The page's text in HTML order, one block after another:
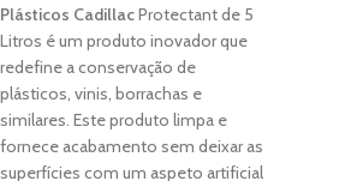
Plásticos CadillacProtectant de 5
Litros é um produto inovador que
redefine a conservação de
plásticos, vinis, borrachas e
similares. Este produto limpa e
fornece acabamento sem deixar as
superfícies com um aspeto artificial